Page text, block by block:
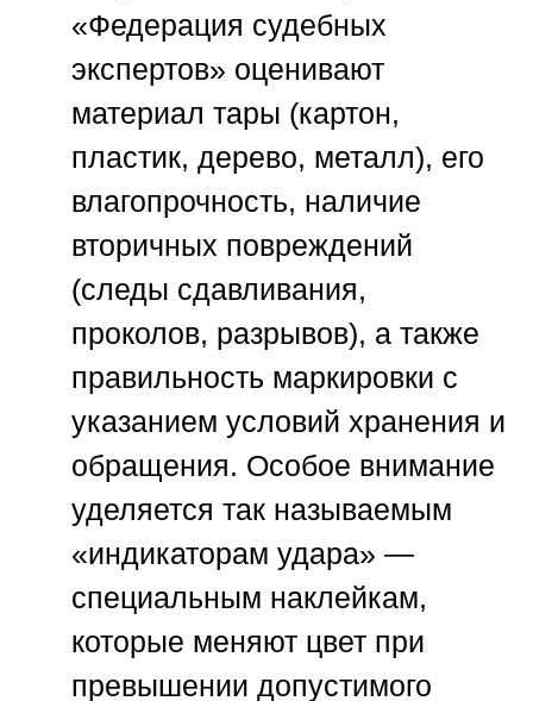
«Федерация судебных
экспертов» оценивают
материал тары (картон,
пластик, дерево, металл), его
влагопрочность, наличие
вторичных повреждений
(следы сдавливания,
проколов, разрывов), а также
правильность маркировки с
указанием условий хранения и
обращения. Особое внимание
уделяется так называемым
«индикаторам удара» —
специальным наклейкам,
которые меняют цвет при
превышении допустимого